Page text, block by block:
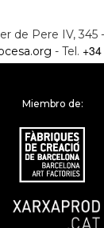
de Pere IV,
- Tel.
Miembro de: